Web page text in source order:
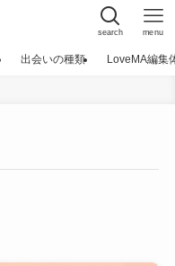
search menu
出会いの種類 LoveMA編集